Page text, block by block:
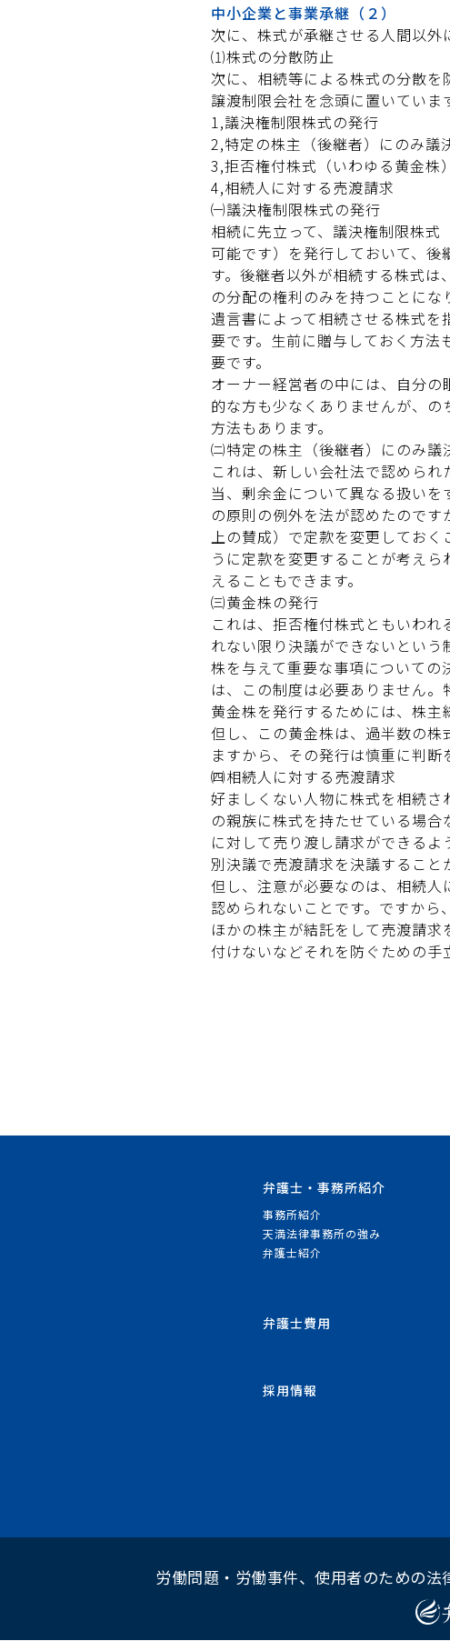
中小企業と事業承継（２）
次に、株式が承継させる人間以外
⑴株式の分散防止
次に、相続等による株式の分散
譲渡制限会社を念頭に置いていま
1,議決権制限株式の発行
2,特定の株主（後継者）にのみ議
3,拒否権付株式（いわゆる黄金株
4,相続人に対する売渡請求
㈠議決権制限株式の発行
相続に先立って、議決権制限株
可能です）を発行しておいて、
す。後継者以外が相続する株式
の分配の権利のみを持つことにな
遺言書によって相続させる株式
要です。生前に贈与しておく方
要です。
オーナー経営者の中には、自分
的な方も少なくありませんが、
方法もあります。
㈡特定の株主（後継者）にのみ
これは、新しい会社法で認めら
当、剰余金について異なる扱い
の原則の例外を法が認めたので
上の賛成）で定款を変更してお
うに定款を変更することが考え
えることもできます。
㈢黄金株の発行
これは、拒否権付株式ともいわ
れない限り決議ができないとい
株を与えて重要な事項について
は、この制度は必要ありません。
黄金株を発行するためには、株主
但し、この黄金株は、過半数の
ますから、その発行は慎重に判断
㈣相続人に対する売渡請求
好ましくない人物に株式を相続
の親族に株式を持たせている場
に対して売り渡し請求ができる
別決議で売渡請求を決議すること
但し、注意が必要なのは、相続
認められないことです。ですから
ほかの株主が結託をして売渡請
付けないなどそれを防ぐための手
弁護士・事務所紹介
事務所紹介
天満法律事務所の強み
弁護士紹介
弁護士費用
採用情報
労働問題・労働事件、使用者のための